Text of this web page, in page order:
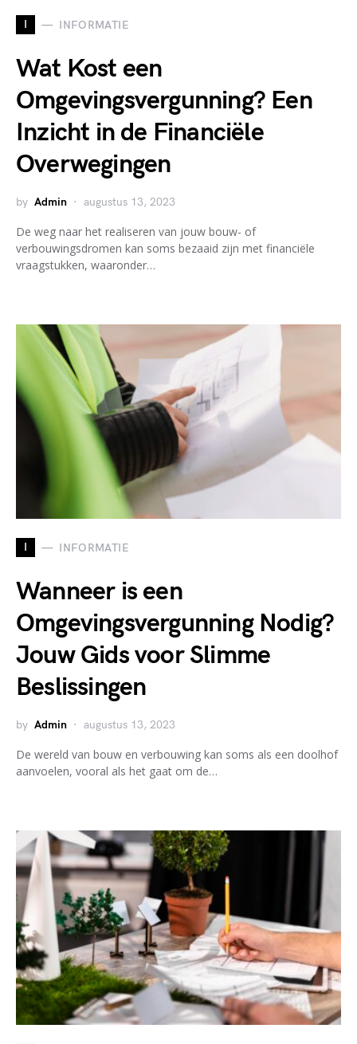
I INFORMATIE
Wat Kost een
Omgevingsvergunning? Een
Inzicht in de Financiële
Overwegingen
by Admin augustus 13, 2023
De weg naar het realiseren van jouw bouw- of
verbouwingsdromen kan soms bezaaid zijn met financiële
vraagstukken, waaronder…
I INFORMATIE
Wanneer is een
Omgevingsvergunning Nodig?
Jouw Gids voor Slimme
Beslissingen
by Admin augustus 13, 2023
De wereld van bouw en verbouwing kan soms als een doolhof
aanvoelen, vooral als het gaat om de…